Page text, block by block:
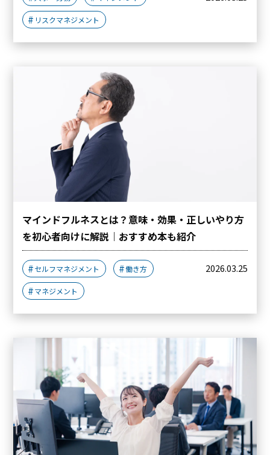
リスクマネジメント
マインドフルネスとは？意味・効果・正しいやり方
を初心者向けに解説｜おすすめ本も紹介
セルフマネジメント 働き方
マネジメント
2026.03.25